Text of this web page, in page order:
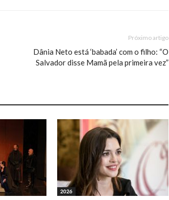
Próximo artigo
Dânia Neto está ‘babada’ com o filho: “O
Salvador disse Mamã pela primeira vez”
2026